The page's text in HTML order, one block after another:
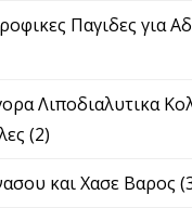
Παγιδες για
Λιποδιαλυτικα
(2)
και Χασε Βαρος